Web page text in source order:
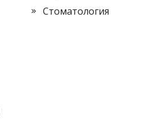
Стоматология